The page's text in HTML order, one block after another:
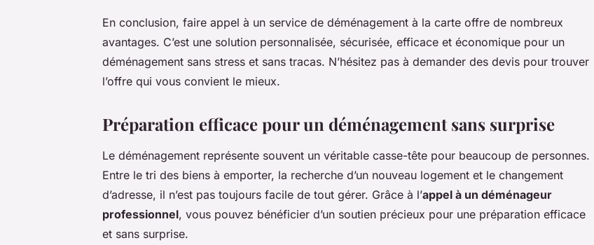
En conclusion, faire appel à un service de déménagement à la carte offre de nombreux
avantages. C’est une solution personnalisée, sécurisée, efficace et économique pour un
déménagement sans stress et sans tracas. N’hésitez pas à demander des devis pour trouver
l’offre qui vous convient le mieux.
Préparation efficace pour un déménagement sans surprise
Le déménagement représente souvent un véritable casse-tête pour beaucoup de personnes.
Entre le tri des biens à emporter, la recherche d’un nouveau logement et le changement
d’adresse, il n’est pas toujours facile de tout gérer. Grâce à l’appel à un déménageur
professionnel, vous pouvez bénéficier d’un soutien précieux pour une préparation efficace
et sans surprise.